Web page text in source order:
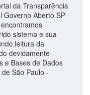
da Transparência
Governo Aberto SP
sistema e sua
leitura da
devidamente
e Bases de Dados
São Paulo -